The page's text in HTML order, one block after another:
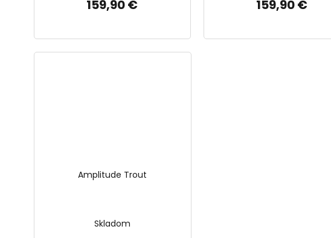
159,90 € 159,90 €
Amplitude Trout
Skladom